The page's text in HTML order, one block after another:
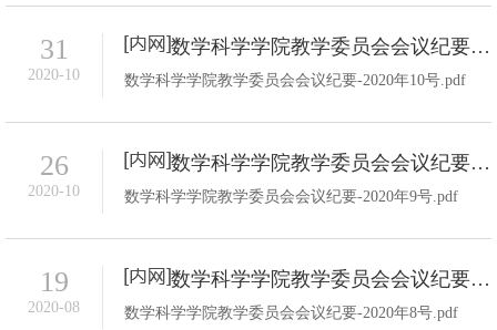
31
2020-10
数学科学学院教学委员会会议纪要-2020年10号
数学科学学院教学委员会会议纪要-2020年10号.pdf
26
2020-10
数学科学学院教学委员会会议纪要-2020年9号
数学科学学院教学委员会会议纪要-2020年9号.pdf
19
2020-08
数学科学学院教学委员会会议纪要-2020年8号
数学科学学院教学委员会会议纪要-2020年8号.pdf